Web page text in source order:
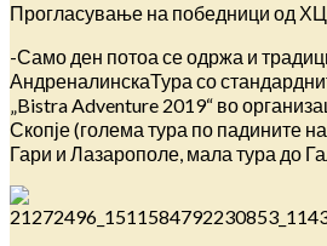
Прогласување на победници од
-Само ден потоа се одржа и
АндреналинскаТура со
„Bistra Adventure 2019“ во
Скопје (голема тура по падините
Гари и Лазарополе, мала тура до